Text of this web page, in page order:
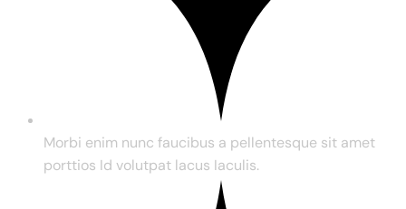
Morbi enim nunc faucibus a pellentesque sit amet
porttios Id volutpat lacus Iaculis.